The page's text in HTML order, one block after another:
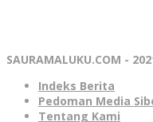
SAURAMALUKU.COM -
Indeks Berita
Pedoman Media
Tentang Kami